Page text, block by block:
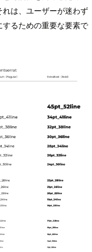
は、ユーザーが迷わず
るための重要な要素で